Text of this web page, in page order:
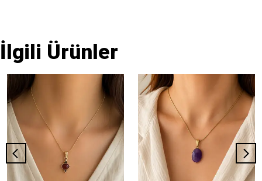
İlgili Ürünler